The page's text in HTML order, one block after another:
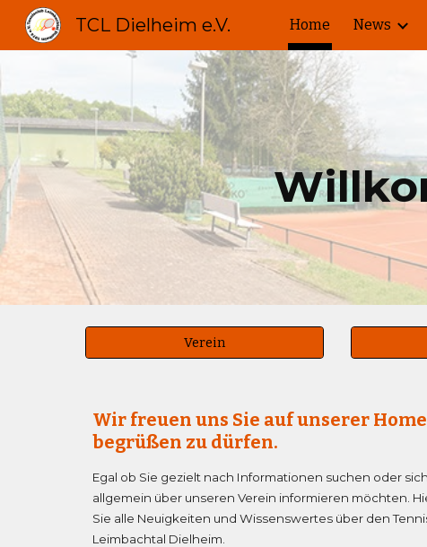
Skip
TCL Dielheim e.V. Home News
Verein
Wir freuen uns Sie auf unserer
begrüßen zu dürfen.
Egal ob Sie gezielt nach Informationen suchen oder sich
allgemein über unseren Verein informieren möchten.
Sie alle Neuigkeiten und Wissenswertes über den
Leimbachtal Dielheim.